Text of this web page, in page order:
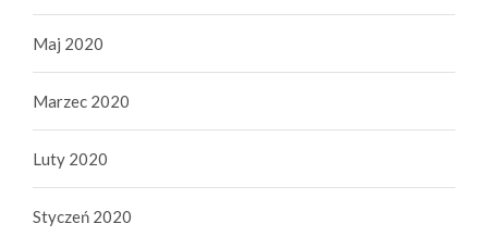
Maj 2020
Marzec 2020
Luty 2020
Styczeń 2020